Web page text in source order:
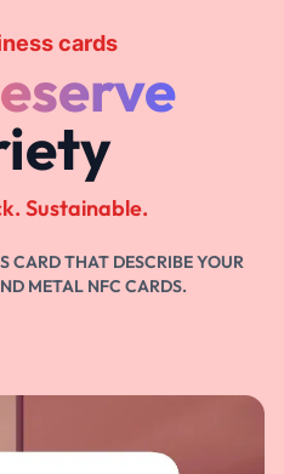
cards
Sustainable.
CARD THAT DESCRIBE YOUR
METAL NFC CARDS.